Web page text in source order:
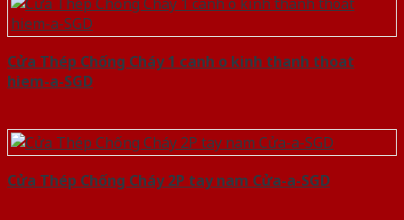
Cửa Thép Chống Cháy 1 canh o kinh thanh thoat
hiem-a-SGD
Cửa Thép Chống Cháy 2P tay nam Cửa-a-SGD